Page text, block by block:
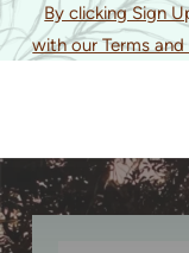
By clicking Sign
with our Terms